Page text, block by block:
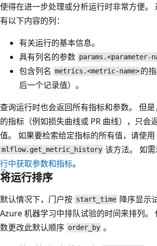
使得在进一步处理或分析运行时非常方便。
有以下内容的列：
有关运行的基本信息。
具有列名的参数 params.<parameter-
包含列名 metrics.<metric-name> 的
后一个记录值）。
查询运行时也会返回所有指标和参数。 但
的指标（例如损失曲线或 PR 曲线），只会
值。 如果要检索给定指标的所有值，请使用
mlflow.get_metric_history 该方法。 如
行中获取参数和指标。
将运行排序
默认情况下，门户按 start_time 降序显示
Azure 机器学习中排队试验的时间来排列。
数更改此默认顺序 order_by 。